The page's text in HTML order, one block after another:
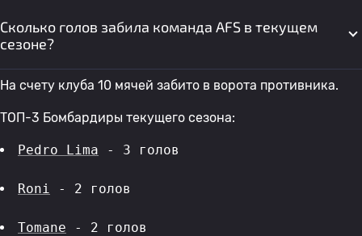
Сколько голов забила команда AFS в текущем
сезоне?
На счету клуба 10 мячей забито в ворота противника.
ТОП-3 Бомбардиры текущего сезона:
Pedro Lima - 3 голов
Roni - 2 голов
Tomane - 2 голов